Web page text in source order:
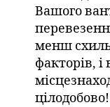
Вашого
менш
факторів, і
цілодобово!